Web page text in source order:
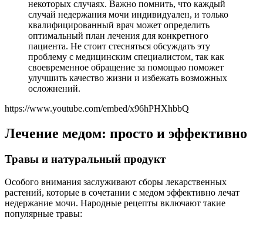
некоторых случаях. Важно помнить, что каждый
случай недержания мочи индивидуален, и только
квалифицированный врач может определить
оптимальный план лечения для конкретного
пациента. Не стоит стесняться обсуждать эту
проблему с медицинским специалистом, так как
своевременное обращение за помощью поможет
улучшить качество жизни и избежать возможных
осложнений.
https://www.youtube.com/embed/x96hPHXhbbQ
Лечение медом: просто и эффективно
Травы и натуральный продукт
Особого внимания заслуживают сборы лекарственных
растений, которые в сочетании с медом эффективно лечат
недержание мочи. Народные рецепты включают такие
популярные травы: